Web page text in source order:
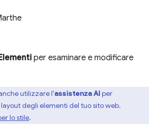
per esaminare e modificare
utilizzare l'assistenza AI per
degli elementi del tuo sito web.
lo stile.